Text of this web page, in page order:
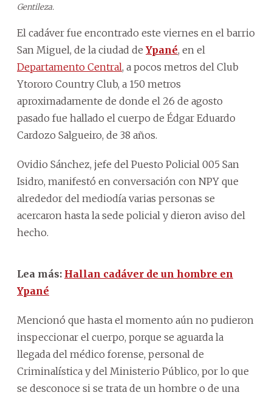
Gentileza.
El cadáver fue encontrado este viernes en el barrio
San Miguel, de la ciudad de Ypané, en el
Departamento Central, a pocos metros del Club
Ytororo Country Club, a 150 metros
aproximadamente de donde el 26 de agosto
pasado fue hallado el cuerpo de Édgar Eduardo
Cardozo Salgueiro, de 38 años.
Ovidio Sánchez, jefe del Puesto Policial 005 San
Isidro, manifestó en conversación con NPY que
alrededor del mediodía varias personas se
acercaron hasta la sede policial y dieron aviso del
hecho.
Lea más: Hallan cadáver de un hombre en
Ypané
Mencionó que hasta el momento aún no pudieron
inspeccionar el cuerpo, porque se aguarda la
llegada del médico forense, personal de
Criminalística y del Ministerio Público, por lo que
se desconoce si se trata de un hombre o de una